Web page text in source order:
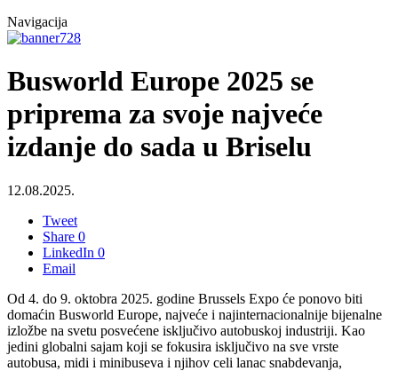
Navigacija
Busworld Europe 2025 se
priprema za svoje najveće
izdanje do sada u Briselu
12.08.2025.
Tweet
Share 0
LinkedIn 0
Email
Od 4. do 9. oktobra 2025. godine Brussels Expo će ponovo biti
domaćin Busworld Europe, najveće i najinternacionalnije bijenalne
izložbe na svetu posvećene isključivo autobuskoj industriji. Kao
jedini globalni sajam koji se fokusira isključivo na sve vrste
autobusa, midi i minibuseva i njihov celi lanac snabdevanja,